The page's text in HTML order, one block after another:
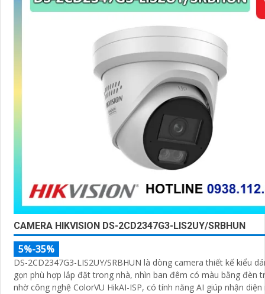
CAMERA HIKVISION DS-2CD2347G3-LIS2UY/SRBHUN
5%-35%
DS-2CD2347G3-LIS2UY/SRBHUN là dòng camera thiết kế kiểu
gọn phù hợp lắp đặt trong nhà, nhìn ban đêm có màu bằng đèn
nhờ công nghệ ColorVU HikAI-ISP, có tính năng AI giúp nhận